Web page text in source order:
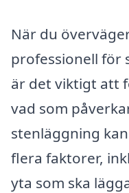
När du
professionell för
är det viktigt att
vad som
stenläggning
flera faktorer,
yta som ska